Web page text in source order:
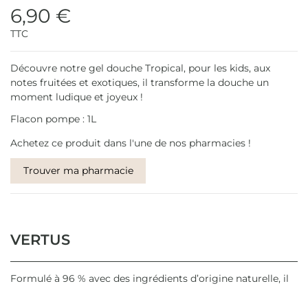
6,90 €
TTC
Découvre notre gel douche Tropical, pour les kids, aux
notes fruitées et exotiques, il transforme la douche un
moment ludique et joyeux !
Flacon pompe : 1L
Achetez ce produit dans l'une de nos pharmacies !
Trouver ma pharmacie
VERTUS
Formulé à 96 % avec des ingrédients d’origine naturelle, il